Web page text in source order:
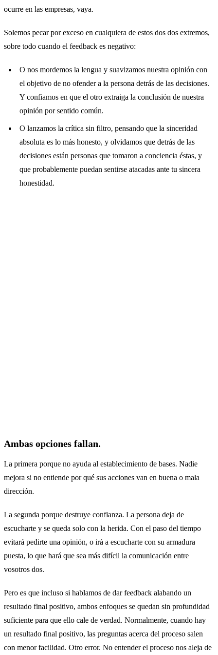
ocurre en las empresas, vaya.
Solemos pecar por exceso en cualquiera de estos dos dos extremos,
sobre todo cuando el feedback es negativo:
O nos mordemos la lengua y suavizamos nuestra opinión con
el objetivo de no ofender a la persona detrás de las decisiones.
Y confiamos en que el otro extraiga la conclusión de nuestra
opinión por sentido común.
O lanzamos la crítica sin filtro, pensando que la sinceridad
absoluta es lo más honesto, y olvidamos que detrás de las
decisiones están personas que tomaron a conciencia éstas, y
que probablemente puedan sentirse atacadas ante tu sincera
honestidad.
Ambas opciones fallan.
La primera porque no ayuda al establecimiento de bases. Nadie
mejora si no entiende por qué sus acciones van en buena o mala
dirección.
La segunda porque destruye confianza. La persona deja de
escucharte y se queda solo con la herida. Con el paso del tiempo
evitará pedirte una opinión, o irá a escucharte con su armadura
puesta, lo que hará que sea más difícil la comunicación entre
vosotros dos.
Pero es que incluso si hablamos de dar feedback alabando un
resultado final positivo, ambos enfoques se quedan sin profundidad
suficiente para que ello cale de verdad. Normalmente, cuando hay
un resultado final positivo, las preguntas acerca del proceso salen
con menor facilidad. Otro error. No entender el proceso nos aleja de